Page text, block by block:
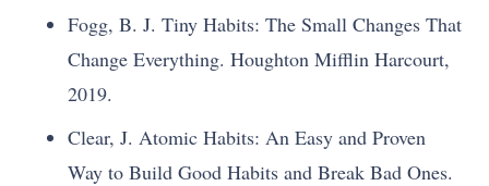
Fogg, B. J. Tiny Habits: The Small Changes That
Change Everything. Houghton Mifflin Harcourt,
2019.
Clear, J. Atomic Habits: An Easy and Proven
Way to Build Good Habits and Break Bad Ones.